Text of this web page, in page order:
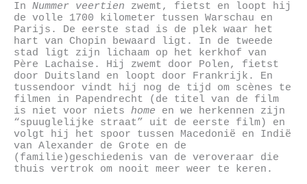
In Nummer veertien zwemt, fietst en loopt hij
de volle 1700 kilometer tussen Warschau en
Parijs. De eerste stad is de plek waar het
hart van Chopin bewaard ligt. In de tweede
stad ligt zijn lichaam op het kerkhof van
Père Lachaise. Hij zwemt door Polen, fietst
door Duitsland en loopt door Frankrijk. En
tussendoor vindt hij nog de tijd om scènes te
filmen in Papendrecht (de titel van de film
is niet voor niets home en we herkennen zijn
“spuuglelijke straat” uit de eerste film) en
volgt hij het spoor tussen Macedonië en Indië
van Alexander de Grote en de
(familie)geschiedenis van de veroveraar die
thuis vertrok om nooit meer weer te keren.